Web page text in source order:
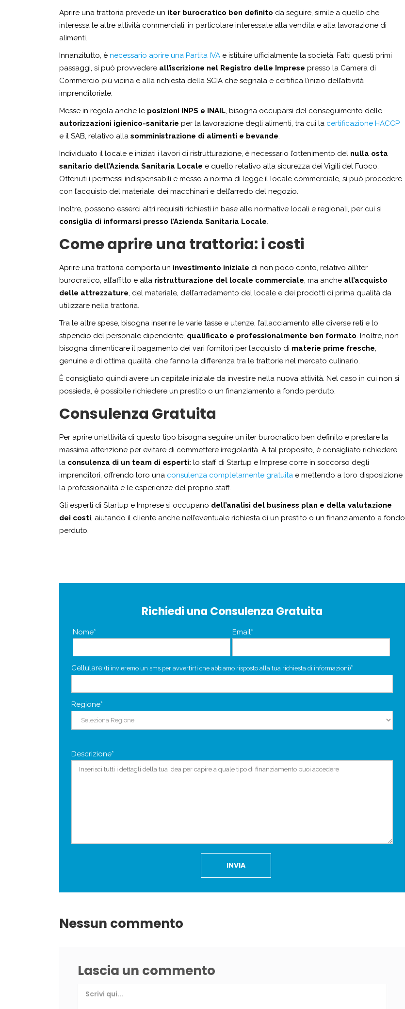
Aprire una trattoria prevede un iter burocratico ben definito da seguire, simile a quello che
interessa le altre attività commerciali, in particolare interessate alla vendita e alla lavorazione di
alimenti.
Innanzitutto, è necessario aprire una Partita IVA e istituire ufficialmente la società. Fatti questi primi
passaggi, si può provvedere all’iscrizione nel Registro delle Imprese presso la Camera di
Commercio più vicina e alla richiesta della SCIA che segnala e certifica l’inizio dell’attività
imprenditoriale.
Messe in regola anche le posizioni INPS e INAIL, bisogna occuparsi del conseguimento delle
autorizzazioni igienico-sanitarie per la lavorazione degli alimenti, tra cui la certificazione HACCP
e il SAB, relativo alla somministrazione di alimenti e bevande.
Individuato il locale e iniziati i lavori di ristrutturazione, è necessario l’ottenimento del nulla osta
sanitario dell’Azienda Sanitaria Locale e quello relativo alla sicurezza dei Vigili del Fuoco.
Ottenuti i permessi indispensabili e messo a norma di legge il locale commerciale, si può procedere
con l’acquisto del materiale, dei macchinari e dell’arredo del negozio.
Inoltre, possono esserci altri requisiti richiesti in base alle normative locali e regionali, per cui si
consiglia di informarsi presso l’Azienda Sanitaria Locale.
Come aprire una trattoria: i costi
Aprire una trattoria comporta un investimento iniziale di non poco conto, relativo all’iter
burocratico, all’affitto e alla ristrutturazione del locale commerciale, ma anche all’acquisto
delle attrezzature, del materiale, dell’arredamento del locale e dei prodotti di prima qualità da
utilizzare nella trattoria.
Tra le altre spese, bisogna inserire le varie tasse e utenze, l’allacciamento alle diverse reti e lo
stipendio del personale dipendente, qualificato e professionalmente ben formato. Inoltre, non
bisogna dimenticare il pagamento dei vari fornitori per l’acquisto di materie prime fresche,
genuine e di ottima qualità, che fanno la differenza tra le trattorie nel mercato culinario.
È consigliato quindi avere un capitale iniziale da investire nella nuova attività. Nel caso in cui non si
possieda, è possibile richiedere un prestito o un finanziamento a fondo perduto.
Consulenza Gratuita
Per aprire un’attività di questo tipo bisogna seguire un iter burocratico ben definito e prestare la
massima attenzione per evitare di commettere irregolarità. A tal proposito, è consigliato richiedere
la consulenza di un team di esperti: lo staff di Startup e Imprese corre in soccorso degli
imprenditori, offrendo loro una consulenza completamente gratuita e mettendo a loro disposizione
la professionalità e le esperienze del proprio staff.
Gli esperti di Startup e Imprese si occupano dell’analisi del business plan e della valutazione
dei costi, aiutando il cliente anche nell’eventuale richiesta di un prestito o un finanziamento a fondo
perduto.
Richiedi una Consulenza Gratuita
Nome* Email*
Cellulare (ti invieremo un sms per avvertirti che abbiamo risposto alla tua richiesta di informazioni)*
Regione*
Descrizione*
Nessun commento
Lascia un commento